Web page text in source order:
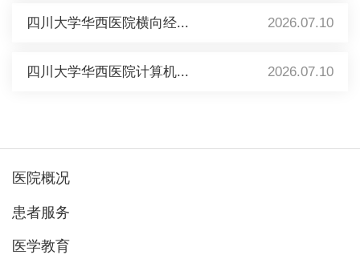
四川大学华西医院横向经... 2026.07.10
四川大学华西医院计算机... 2026.07.10
医院概况
患者服务
医学教育